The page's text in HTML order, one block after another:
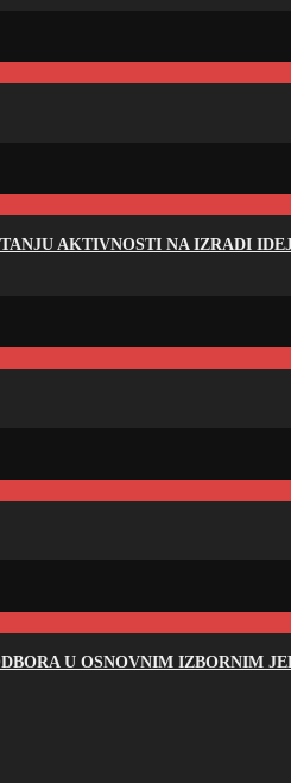
AKTIVNOSTI NA IZRADI
U OSNOVNIM IZBORNIM